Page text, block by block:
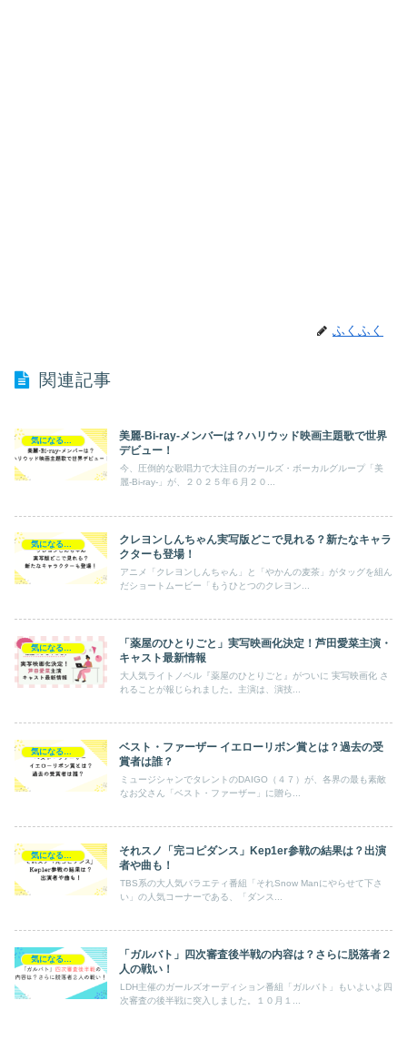
ふくふく
関連記事
気になるエンタメ
美麗-Bi-ray-メンバーは？ハリウッド映画主題歌で世界
デビュー！
今、圧倒的な歌唱力で大注目のガールズ・ボーカルグループ「美
麗-Bi-ray-」が、２０２５年６月２０...
気になるエンタメ
クレヨンしんちゃん実写版どこで見れる？新たなキャラ
クターも登場！
アニメ「クレヨンしんちゃん」と「やかんの麦茶」がタッグを組ん
だショートムービー「もうひとつのクレヨン...
気になるエンタメ
「薬屋のひとりごと」実写映画化決定！芦田愛菜主演・
キャスト最新情報
大人気ライトノベル『薬屋のひとりごと』がついに 実写映画化 さ
れることが報じられました。主演は、演技...
気になるエンタメ
ベスト・ファーザー イエローリボン賞とは？過去の受
賞者は誰？
ミュージシャンでタレントのDAIGO（４７）が、各界の最も素敵
なお父さん「ベスト・ファーザー」に贈ら...
気になるエンタメ
それスノ「完コピダンス」Kep1er参戦の結果は？出演
者や曲も！
TBS系の大人気バラエティ番組「それSnow Manにやらせて下さ
い」の人気コーナーである、「ダンス...
気になるエンタメ
「ガルバト」四次審査後半戦の内容は？さらに脱落者２
人の戦い！
LDH主催のガールズオーディション番組「ガルバト」もいよいよ四
次審査の後半戦に突入しました。１０月１...